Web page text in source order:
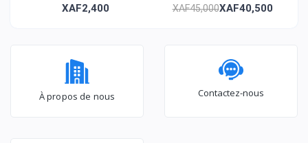
USB Faster V100 –
XAF2,400
Smartphone 32GB ROM
XAF45,000XAF40,500
À propos de nous Contactez-nous